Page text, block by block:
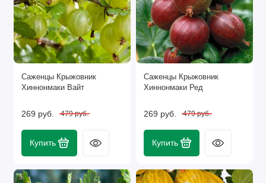
Саженцы Крыжовник
Хиннонмаки Вайт
269 руб. 479 руб.
Купить
Саженцы Крыжовник
Хиннонмаки Ред
269 руб. 479 руб.
Купить